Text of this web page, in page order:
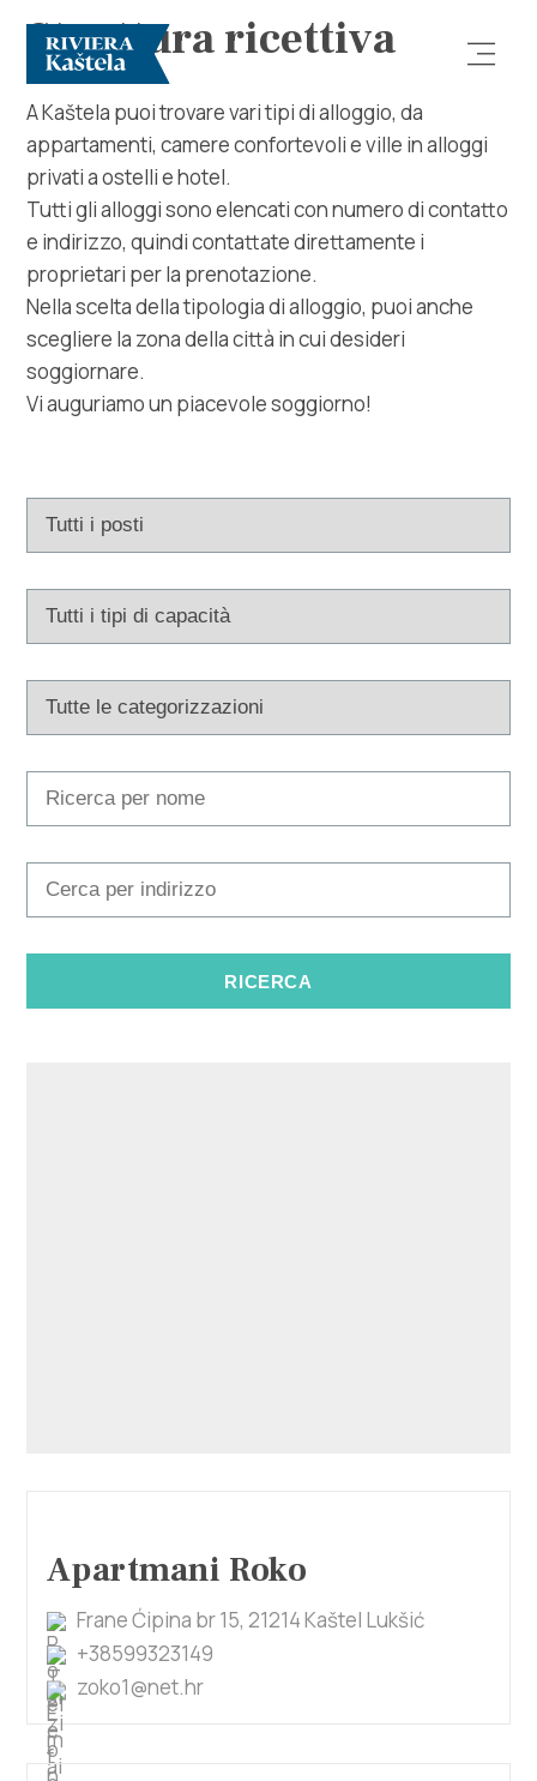
Esplora
Destinazione
Cosa fare
Multimedia
Tourist office
Safe in Dalmatia
info@kastela-info.hr
Villa Nika, Kamberovo šetalište 30,
Struttura ricettiva
A Kaštela puoi trovare vari tipi di alloggio, da
appartamenti, camere confortevoli e ville in alloggi
privati ​​a ostelli e hotel.
Tutti gli alloggi sono elencati con numero di contatto
e indirizzo, quindi contattate direttamente i
proprietari per la prenotazione.
Nella scelta della tipologia di alloggio, puoi anche
scegliere la zona della città in cui desideri
soggiornare.
Vi auguriamo un piacevole soggiorno!
Apartmani Roko
Frane Ćipina br 15, 21214 Kaštel Lukšić
+38599323149
zoko1@net.hr